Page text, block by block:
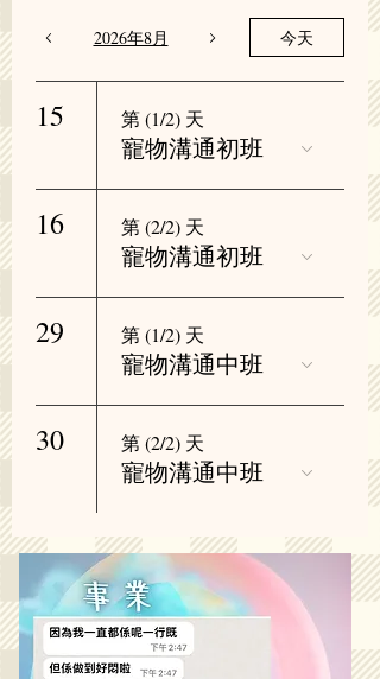
2026年8月 今天
15 第 (1/2) 天
寵物溝通初班
16 第 (2/2) 天
寵物溝通初班
29 第 (1/2) 天
寵物溝通中班
30 第 (2/2) 天
寵物溝通中班